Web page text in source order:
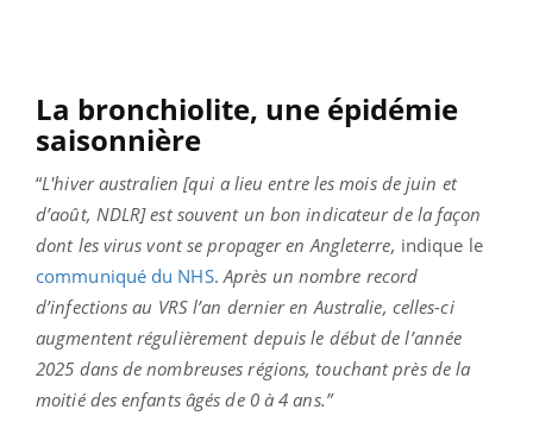
La bronchiolite, une épidémie
saisonnière
“L'hiver australien [qui a lieu entre les mois de juin et
d’août, NDLR] est souvent un bon indicateur de la façon
dont les virus vont se propager en Angleterre, indique le
communiqué du NHS. Après un nombre record
d’infections au VRS l’an dernier en Australie, celles-ci
augmentent régulièrement depuis le début de l’année
2025 dans de nombreuses régions, touchant près de la
moitié des enfants âgés de 0 à 4 ans.”